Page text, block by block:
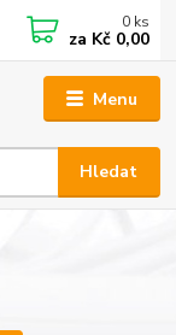
Menu
Hledat
0 ks
za Kč 0,00